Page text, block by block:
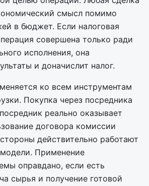
смысл помимо
в бюджет. Если налоговая
совершена только ради
исполнения, она
и доначислит налог.
ко всем инструментам
Покупка через посредника
реально оказывает
договора комиссии
действительно работают
Применение
оправдано, если есть
сырья и получение готовой